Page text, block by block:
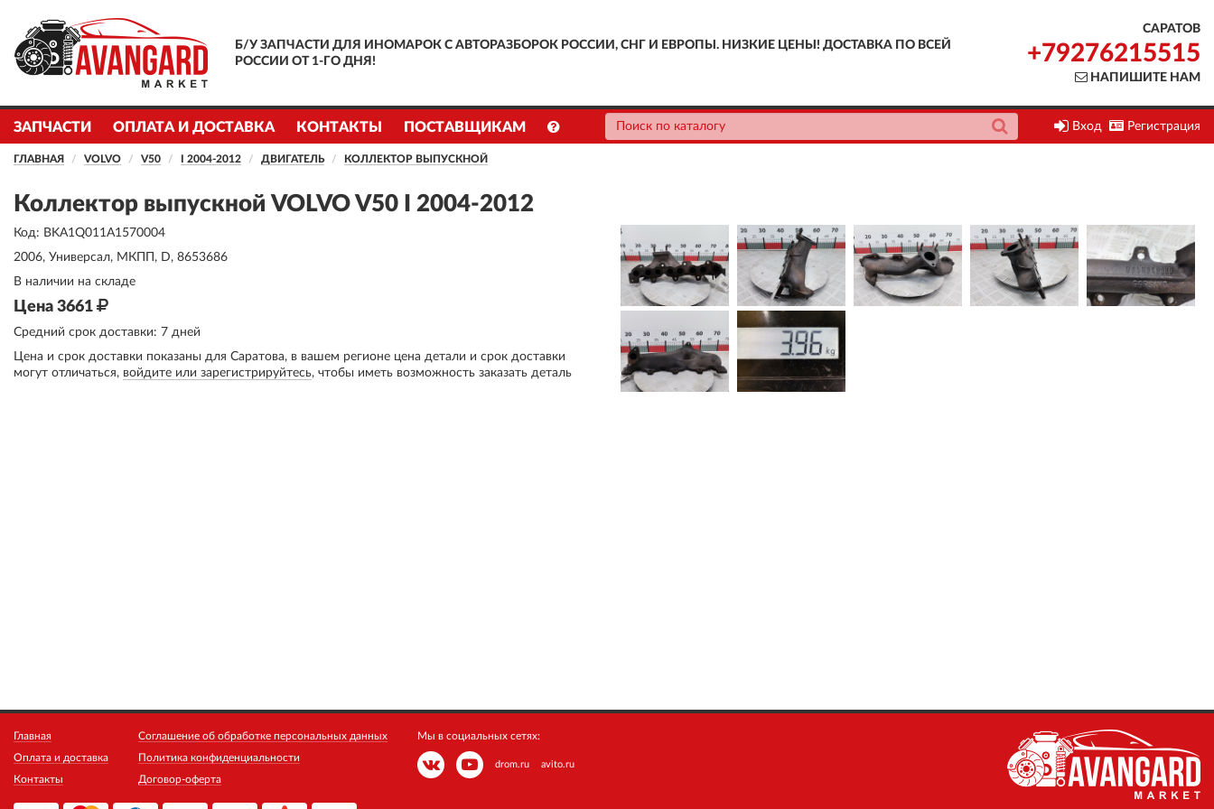
Б/У ЗАПЧАСТИ ДЛЯ ИНОМАРОК С АВТОРАЗБОРОК РОССИИ, СНГ И ЕВРОПЫ. НИЗКИЕ ЦЕНЫ! ДОСТАВКА ПО ВСЕЙ
РОССИИ ОТ 1-ГО ДНЯ!
САРАТОВ
+79276215515
НАПИШИТЕ НАМ
ЗАПЧАСТИ ОПЛАТА И ДОСТАВКА КОНТАКТЫ ПОСТАВЩИКАМ Вход Регистрация
ГЛАВНАЯ VOLVO V50 I 2004-2012 ДВИГАТЕЛЬ КОЛЛЕКТОР ВЫПУСКНОЙ
Коллектор выпускной VOLVO V50 I 2004-2012
Код: BKA1Q011A1570004
2006, Универсал, МКПП, D, 8653686
В наличии на складе
Цена 3661
Средний срок доставки: 7 дней
Цена и срок доставки показаны для Саратова, в вашем регионе цена детали и срок доставки
могут отличаться, войдите или зарегистрируйтесь, чтобы иметь возможность заказать деталь
Главная
Оплата и доставка
Контакты
Соглашение об обработке персональных данных
Политика конфиденциальности
Договор-оферта
Мы в социальных сетях:
drom.ru avito.ru